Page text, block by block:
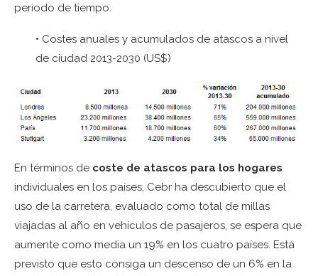
periodo de tiempo.
• Costes anuales y acumulados de atascos a nivel
de ciudad 2013-2030 (US$)
En términos de coste de atascos para los hogares
individuales en los países, Cebr ha descubierto que el
uso de la carretera, evaluado como total de millas
viajadas al año en vehículos de pasajeros, se espera que
aumente como media un 19% en los cuatro países. Está
previsto que esto consiga un descenso de un 6% en la